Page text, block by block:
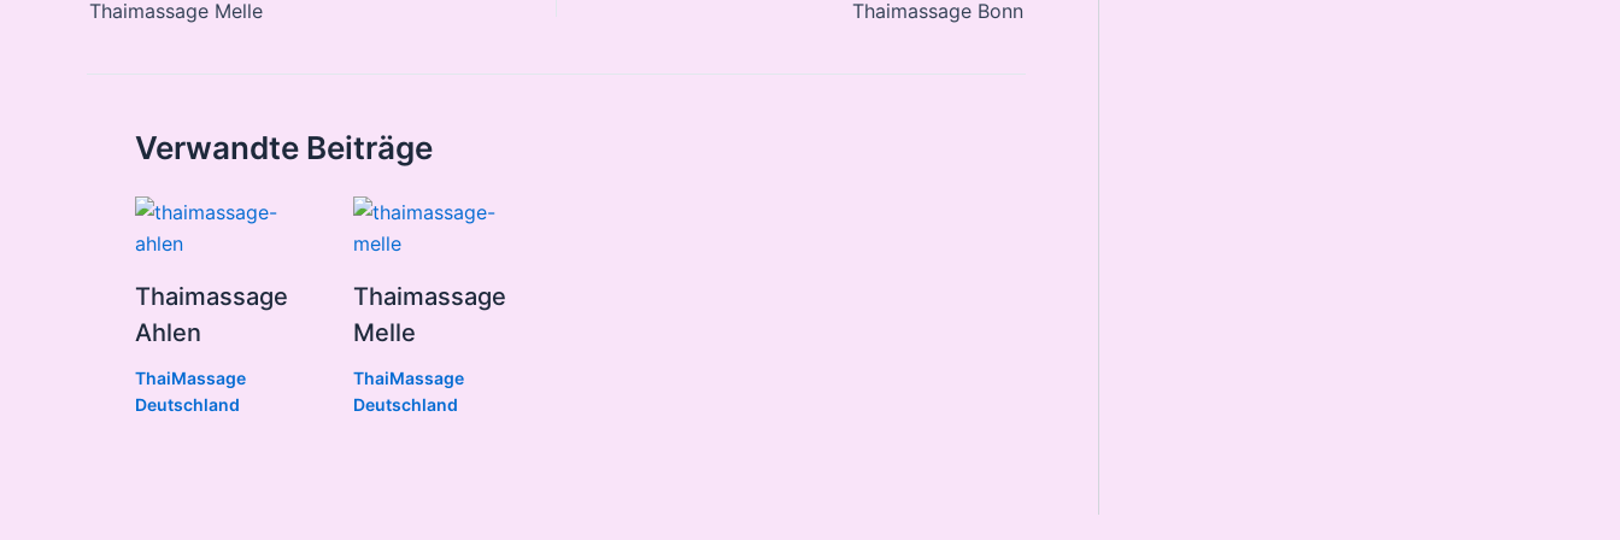
navigation
Thaimassage Melle Thaimassage Bonn
Verwandte Beiträge
Thaimassage
Ahlen
ThaiMassage
Deutschland
Thaimassage
Melle
ThaiMassage
Deutschland